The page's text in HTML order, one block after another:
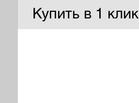
Купить в 1 клик